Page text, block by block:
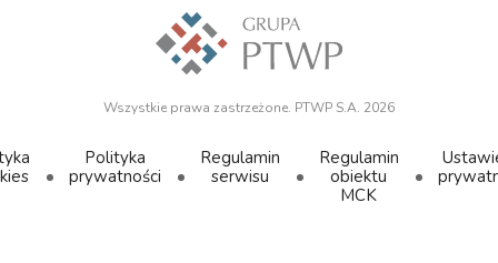
Wszystkie prawa zastrzeżone. PTWP S.A. 2026
Polityka
prywatności
Regulamin
serwisu
Regulamin
obiektu
MCK